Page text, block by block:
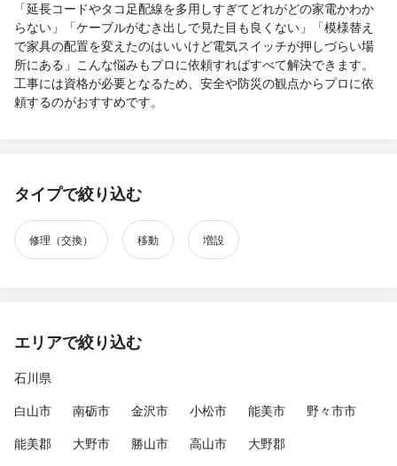
「延長コードやタコ足配線を多用しすぎてどれがどの家電かわか
らない」「ケーブルがむき出しで見た目も良くない」「模様替え
で家具の配置を変えたのはいいけど電気スイッチが押しづらい場
所にある」こんな悩みもプロに依頼すればすべて解決できます。
工事には資格が必要となるため、安全や防災の観点からプロに依
頼するのがおすすめです。
タイプで絞り込む
修理（交換） 移動 増設
エリアで絞り込む
石川県
白山市
南砺市 金沢市 小松市 能美市
野々市市
能美郡
大野市 勝山市 高山市 大野郡